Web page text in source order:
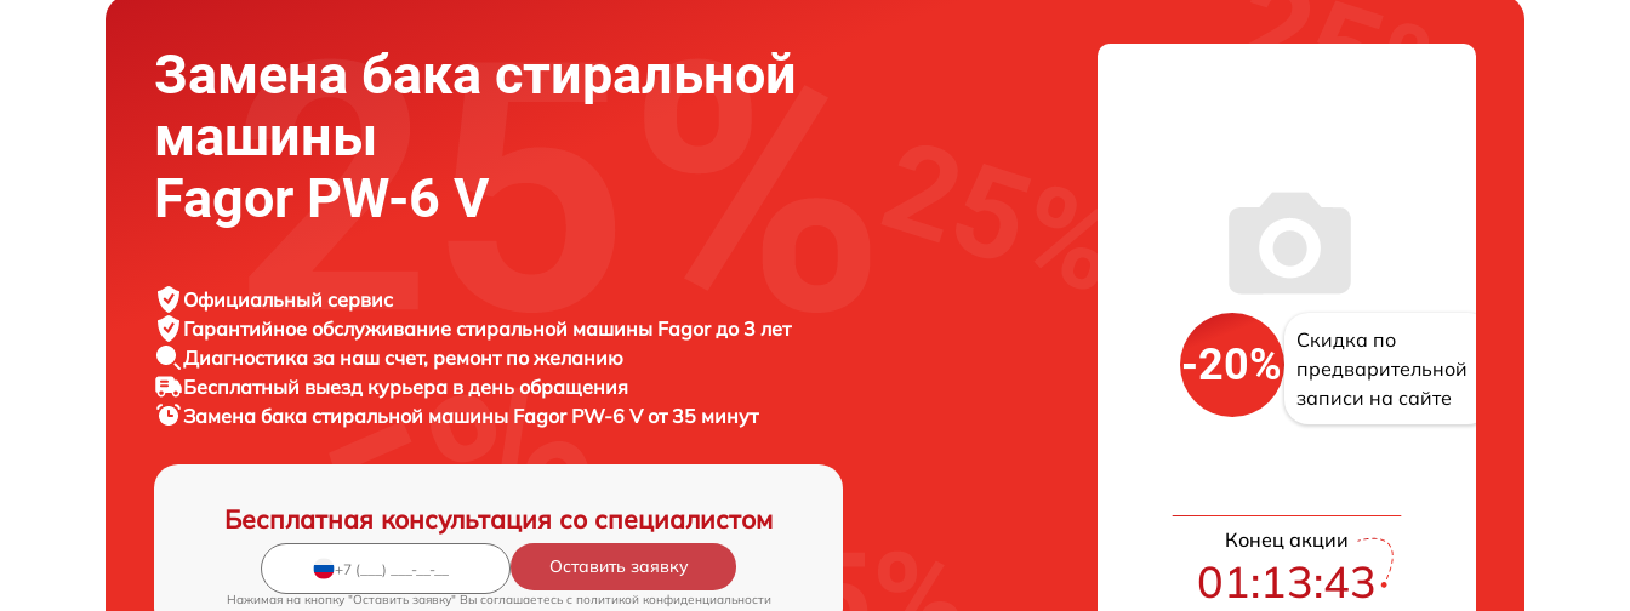
Замена бака стиральной
машины
Fagor PW-6 V
Официальный сервис
Гарантийное обслуживание стиральной машины Fagor до 3 лет
Диагностика за наш счет, ремонт по желанию
Бесплатный выезд курьера в день обращения
Замена бака стиральной машины Fagor PW-6 V от 35 минут
Бесплатная консультация со специалистом
Оставить заявку
Нажимая на кнопку "Оставить заявку" Вы соглашаетесь c политикой конфиденциальности
-20%
Скидка по
предварительной
записи на сайте
Конец акции
01:13:43